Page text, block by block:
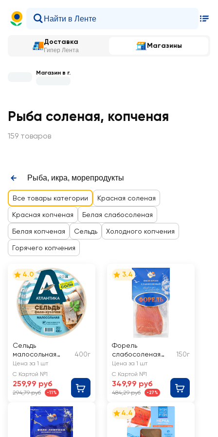
Доставка
Гипер Лента
Магазины
Магазин в г.
Рыба соленая, копченая
159 товаров
Рыба, икра, морепродукты
Все товары категории Красная соленая
Красная копченая Белая слабосоленая
Белая копченая Сельдь Холодного копчения
Горячего копчения
4.0
Сельдь
малосольная
АТЛАНТИКА филе-
кусочки в масле
400г
Цена за 1 шт
С Картой №1
259,99 руб
294,79 руб -11%
3.4
Форель
слабосоленая
РЫБНИК кусок
150г
Цена за 1 шт
С Картой №1
349,99 руб
484,29 руб -27%
4.4